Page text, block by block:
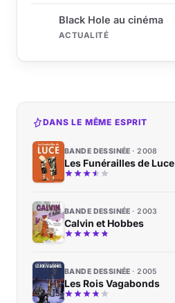
Black Hole au cinéma
ACTUALITÉ
DANS LE MÊME ESPRIT
BANDE DESSINÉE 2008
Les Funérailles de Luce
BANDE DESSINÉE 2003
Calvin et Hobbes
BANDE DESSINÉE 2005
Les Rois Vagabonds